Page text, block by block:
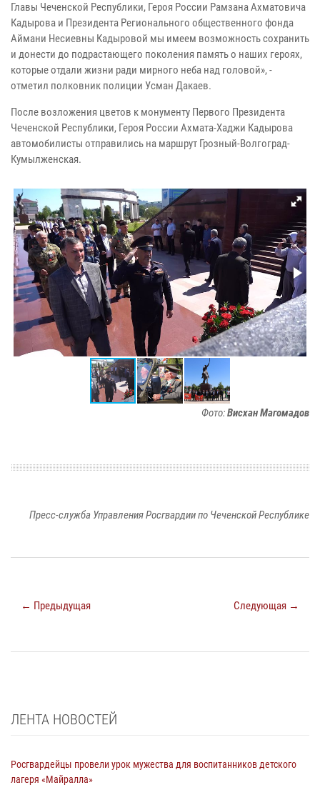
Главы Чеченской Республики, Героя России Рамзана Ахматовича
Кадырова и Президента Регионального общественного фонда
Аймани Несиевны Кадыровой мы имеем возможность сохранить
и донести до подрастающего поколения память о наших героях,
которые отдали жизни ради мирного неба над головой», -
отметил полковник полиции Усман Дакаев.
После возложения цветов к монументу Первого Президента
Чеченской Республики, Героя России Ахмата-Хаджи Кадырова
автомобилисты отправились на маршрут Грозный-Волгоград-
Кумылженская.
Фото:Висхан Магомадов
Пресс-служба Управления Росгвардии по Чеченской Республике
← Предыдущая Следующая →
ЛЕНТА НОВОСТЕЙ
Росгвардейцы провели урок мужества для воспитанников детского
лагеря «Майралла»